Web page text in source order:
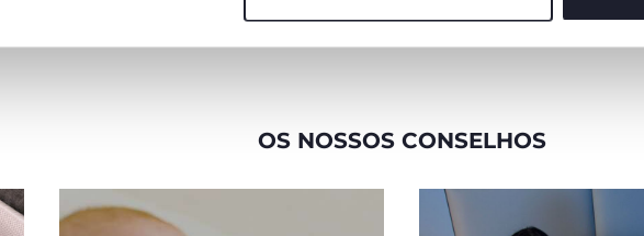
camas com armazenamento.
OS NOSSOS CONSELHOS